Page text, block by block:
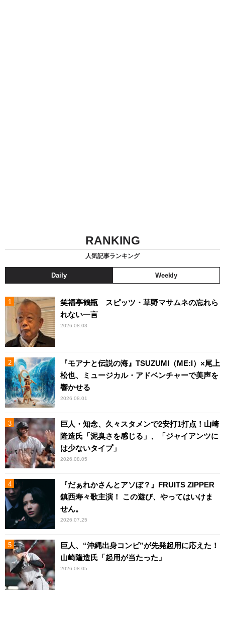
RANKING
人気記事ランキング
Daily Weekly
笑福亭鶴瓶 スピッツ・草野マサムネの忘れら
れない一言
2026.08.03
『モアナと伝説の海』TSUZUMI（ME:I）×尾上
松也、ミュージカル・アドベンチャーで美声を
響かせる
2026.08.01
巨人・知念、久々スタメンで2安打1打点！山崎
隆造氏「泥臭さを感じる」、「ジャイアンツに
は少ないタイプ」
2026.08.05
『だぁれかさんとアソぼ？』FRUITS ZIPPER
鎮西寿々歌主演！ この遊び、やってはいけま
せん。
2026.07.25
巨人、“沖縄出身コンビ”が先発起用に応えた！
山崎隆造氏「起用が当たった」
2026.08.05